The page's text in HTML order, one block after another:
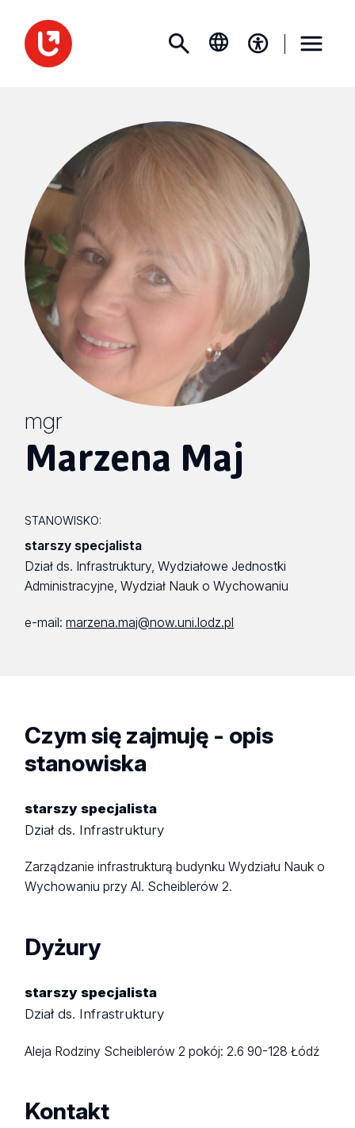
mgr
Marzena Maj
STANOWISKO:
starszy specjalista
Dział ds. Infrastruktury, Wydziałowe Jednostki
Administracyjne, Wydział Nauk o Wychowaniu
e-mail:marzena.maj@now.uni.lodz.pl
Czym się zajmuję - opis
stanowiska
starszy specjalista
Dział ds. Infrastruktury
Zarządzanie infrastrukturą budynku Wydziału Nauk o
Wychowaniu przy Al. Scheiblerów 2.
Dyżury
starszy specjalista
Dział ds. Infrastruktury
Aleja Rodziny Scheiblerów 2pokój: 2.690-128 Łódź
Kontakt